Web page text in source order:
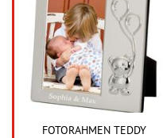
FOTORAHMEN TEDDY